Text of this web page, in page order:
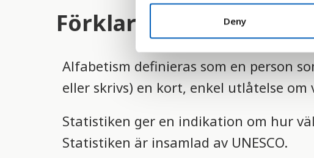
t
e
l
c
i
o
n
Deny
Förklaring
Alfabetism definieras som en person
eller skrivs) en kort, enkel utlåtelse
Statistiken ger en indikation om hur
Statistiken är insamlad av UNESCO.